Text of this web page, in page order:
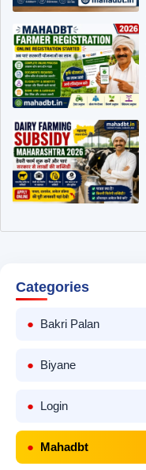
Categories
Bakri Palan
Biyane
Login
Mahadbt